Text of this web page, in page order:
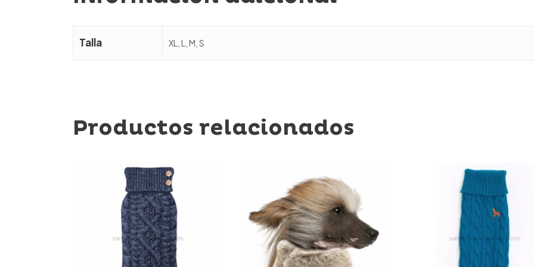
Talla XL, L, M, S
Productos relacionados